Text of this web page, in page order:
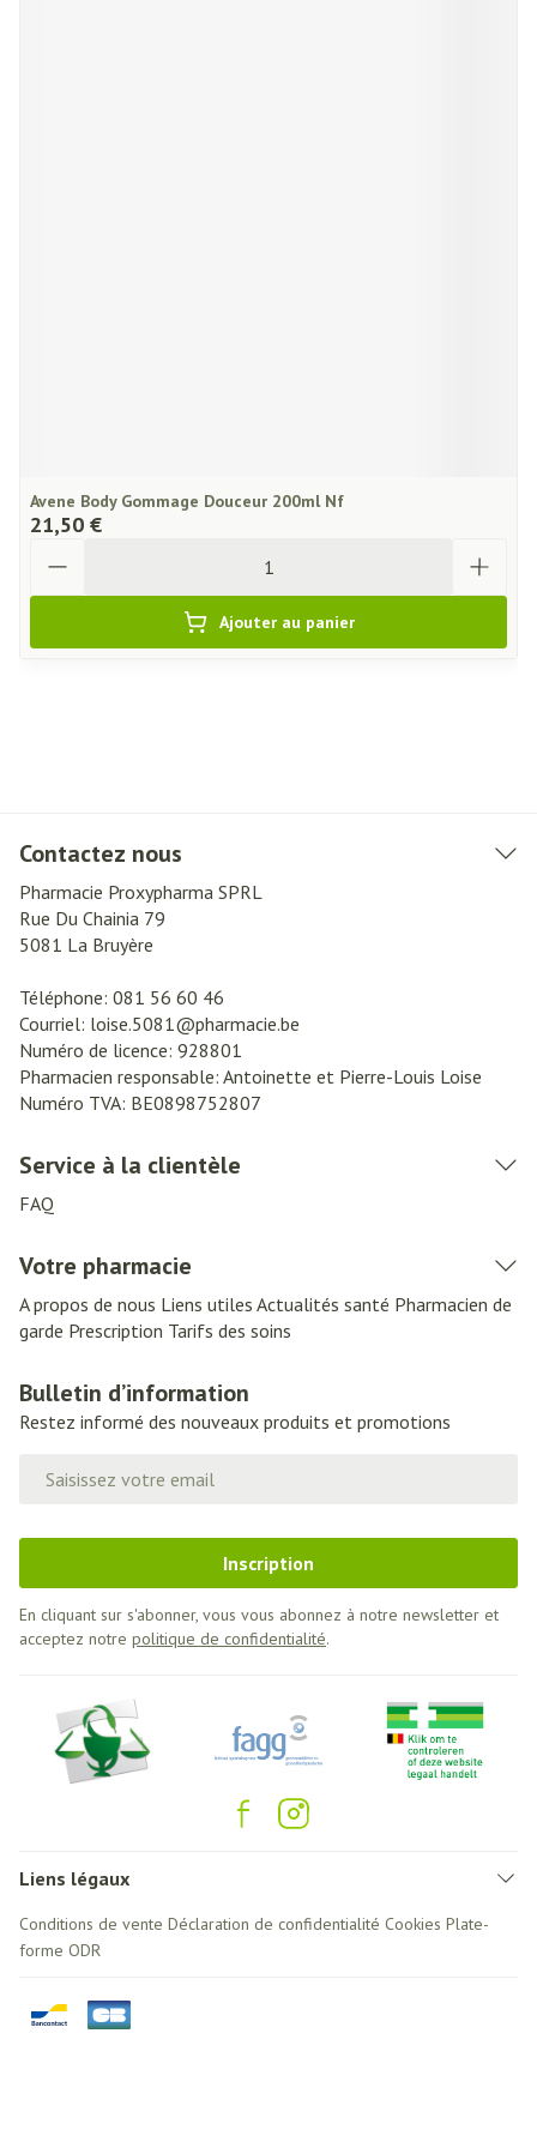
Avene Body Gommage Douceur 200ml Nf
21,50 €
Ajouter au panier
Contactez nous
Pharmacie Proxypharma SPRL
Rue Du Chainia 79
5081 La Bruyère
Téléphone: 081 56 60 46
Courriel: loise.5081@pharmacie.be
Numéro de licence: 928801
Pharmacien responsable: Antoinette et Pierre-Louis Loise
Numéro TVA: BE0898752807
Service à la clientèle
FAQ
Votre pharmacie
A propos de nous Liens utiles Actualités santé Pharmacien de
garde Prescription Tarifs des soins
Bulletin d’information
Restez informé des nouveaux produits et promotions
Inscription
En cliquant sur s'abonner, vous vous abonnez à notre newsletter et
acceptez notre politique de confidentialité.
Liens légaux
Conditions de vente Déclaration de confidentialité Cookies Plate-
forme ODR